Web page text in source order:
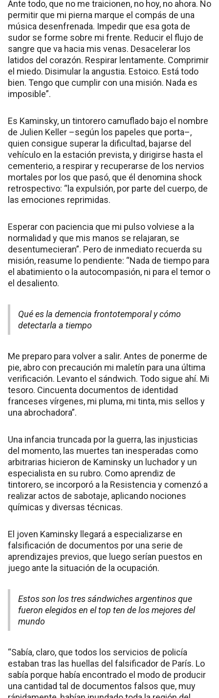
Ante todo, que no me traicionen, no hoy, no ahora. No
permitir que mi pierna marque el compás de una
música desenfrenada. Impedir que esa gota de
sudor se forme sobre mi frente. Reducir el flujo de
sangre que va hacia mis venas. Desacelerar los
latidos del corazón. Respirar lentamente. Comprimir
el miedo. Disimular la angustia. Estoico. Está todo
bien. Tengo que cumplir con una misión. Nada es
imposible”.
Es Kaminsky, un tintorero camuflado bajo el nombre
de Julien Keller –según los papeles que porta–,
quien consigue superar la dificultad, bajarse del
vehículo en la estación prevista, y dirigirse hasta el
cementerio, a respirar y recuperarse de los nervios
mortales por los que pasó, que él denomina shock
retrospectivo: “la expulsión, por parte del cuerpo, de
las emociones reprimidas.
Esperar con paciencia que mi pulso volviese a la
normalidad y que mis manos se relajaran, se
desentumecieran”. Pero de inmediato recuerda su
misión, reasume lo pendiente: “Nada de tiempo para
el abatimiento o la autocompasión, ni para el temor o
el desaliento.
Qué es la demencia frontotemporal y cómo
detectarla a tiempo
Me preparo para volver a salir. Antes de ponerme de
pie, abro con precaución mi maletín para una última
verificación. Levanto el sándwich. Todo sigue ahí. Mi
tesoro. Cincuenta documentos de identidad
franceses vírgenes, mi pluma, mi tinta, mis sellos y
una abrochadora”.
Una infancia truncada por la guerra, las injusticias
del momento, las muertes tan inesperadas como
arbitrarias hicieron de Kaminsky un luchador y un
especialista en su rubro. Como aprendiz de
tintorero, se incorporó a la Resistencia y comenzó a
realizar actos de sabotaje, aplicando nociones
químicas y diversas técnicas.
El joven Kaminsky llegará a especializarse en
falsificación de documentos por una serie de
aprendizajes previos, que luego serían puestos en
juego ante la situación de la ocupación.
Estos son los tres sándwiches argentinos que
fueron elegidos en el top ten de los mejores del
mundo
“Sabía, claro, que todos los servicios de policía
estaban tras las huellas del falsificador de París. Lo
sabía porque había encontrado el modo de producir
una cantidad tal de documentos falsos que, muy